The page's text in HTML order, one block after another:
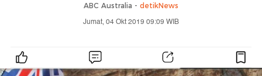
ABC Australia - detikNews
Jumat, 04 Okt 2019 09:09 WIB